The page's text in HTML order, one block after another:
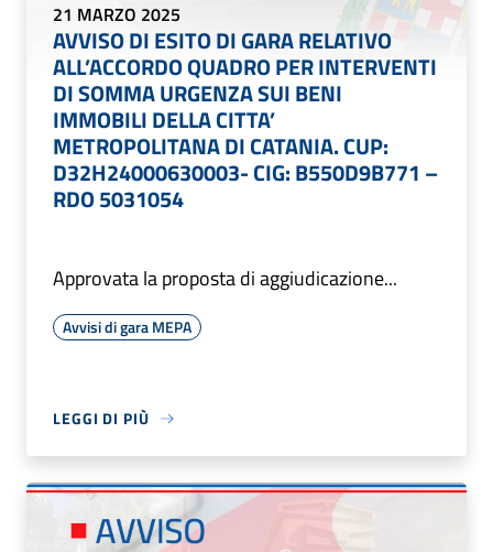
21 MARZO 2025
AVVISO DI ESITO DI GARA RELATIVO
ALL’ACCORDO QUADRO PER INTERVENTI
DI SOMMA URGENZA SUI BENI
IMMOBILI DELLA CITTA’
METROPOLITANA DI CATANIA. CUP:
D32H24000630003- CIG: B550D9B771 –
RDO 5031054
Approvata la proposta di aggiudicazione...
Avvisi di gara MEPA
LEGGI DI PIÙ